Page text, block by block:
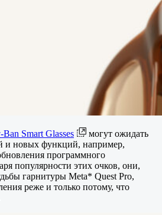
Ban Smart Glasses
могут ожидать
и новых функций, например,
программного
популярности этих очков, они,
гарнитуры Meta* Quest Pro,
реже и только потому, что